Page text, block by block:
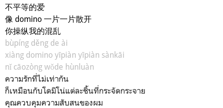
不平等的爱
像 domino 一片一片散开
你操纵我的混乱
bùpíng děng de ài
xiàng domino yīpiàn yīpiàn sànkāi
nǐ cāozòng wǒde hùnluàn
ความรักที่ไม่เท่ากัน
ก็เหมือนกับโดมิโน่แต่ละชิ้นที่กระจัดกระจาย
คุณควบคุมความสับสนของผม